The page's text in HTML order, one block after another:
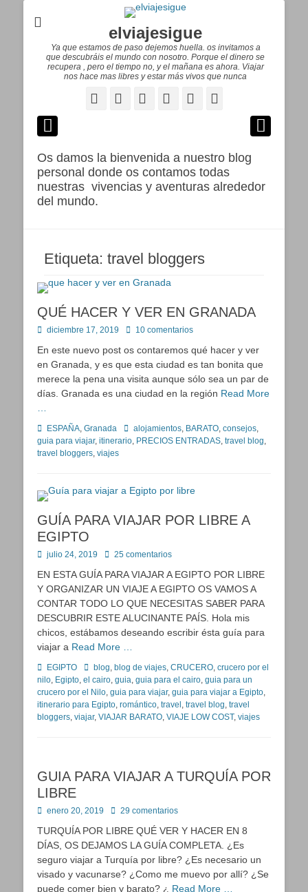
elviajesigue
Ya que estamos de paso dejemos huella. os invitamos a
que descubráis el mundo con nosotro. Porque el dinero se
recupera , pero el tiempo no, y el mañana es ahora. Viajar
nos hace mas libres y estar más vivos que nunca
Facebook
CorreoWordPress
PinterestYouTube
Os damos la bienvenida a nuestro blog
personal donde os contamos todas
nuestras vivencias y aventuras alrededor
del mundo.
Etiqueta: travel bloggers
QUÉ HACER Y VER EN GRANADA
Publicado
diciembre 17, 2019 10 comentarios
En este nuevo post os contaremos qué hacer y ver
en Granada, y es que esta ciudad es tan bonita que
merece la pena una visita aunque sólo sea un par de
días. Granada es una ciudad en la región Read More
Categorías
ESPAÑA, Granada Etiquetas
alojamientos, BARATO, consejos,
guia para viajar, itinerario, PRECIOS ENTRADAS, travel blog,
travel bloggers, viajes
GUÍA PARA VIAJAR POR LIBRE A
EGIPTO
Publicado
julio 24, 2019 25 comentarios
EN ESTA GUÍA PARA VIAJAR A EGIPTO POR LIBRE
Y ORGANIZAR UN VIAJE A EGIPTO OS VAMOS A
CONTAR TODO LO QUE NECESITAS SABER PARA
DESCUBRIR ESTE ALUCINANTE PAÍS. Hola mis
chicos, estábamos deseando escribir ésta guía para
viajar a Read More …
Categorías
EGIPTO Etiquetas
blog, blog de viajes, CRUCERO, crucero por el
nilo, Egipto, el cairo, guia, guia para el cairo, guia para un
crucero por el Nilo, guia para viajar, guia para viajar a Egipto,
itinerario para Egipto, romántico, travel , travel blog, travel
bloggers, viajar, VIAJAR BARATO, VIAJE LOW COST, viajes
GUIA PARA VIAJAR A TURQUÍA POR
LIBRE
Publicado
enero 20, 2019 29 comentarios
TURQUÍA POR LIBRE QUÉ VER Y HACER EN 8
DÍAS, OS DEJAMOS LA GUÍA COMPLETA. ¿Es
seguro viajar a Turquía por libre? ¿Es necesario un
visado y vacunarse? ¿Como me muevo por allí? ¿Se
puede comer bien y barato? ¿ Read More …